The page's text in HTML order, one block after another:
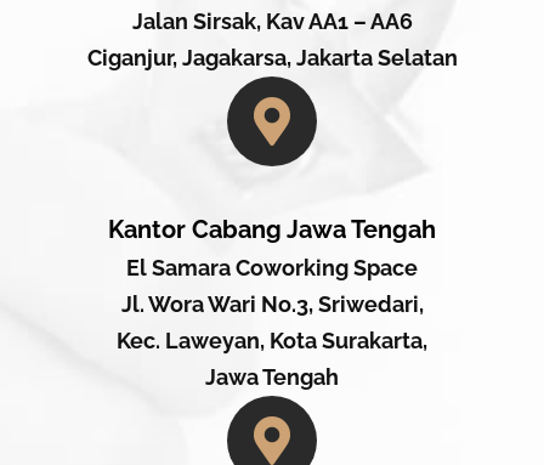
Jalan Sirsak, Kav AA1 – AA6
Ciganjur, Jagakarsa, Jakarta Selatan
Kantor Cabang Jawa Tengah
El Samara Coworking Space
Jl. Wora Wari No.3, Sriwedari,
Kec. Laweyan, Kota Surakarta,
Jawa Tengah